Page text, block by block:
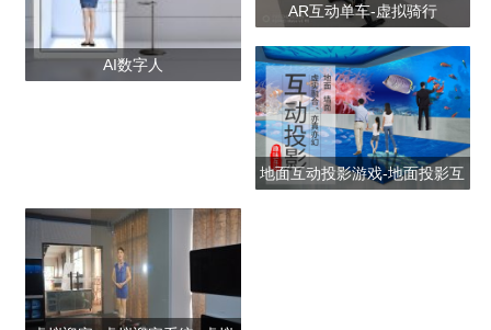
AI数字人
AR互动单车-虚拟骑行
地面互动投影游戏-地面投影互